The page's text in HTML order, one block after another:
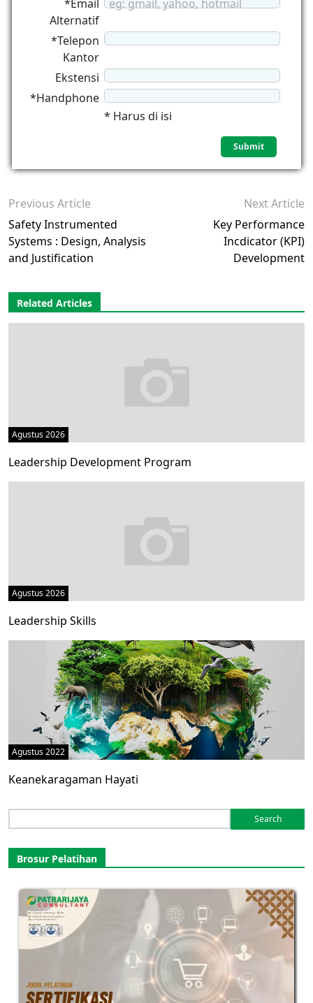
*Email
Alternatif
eg: gmail, yahoo, hotmail
*Telepon
Kantor
Ekstensi
*Handphone
* Harus di isi
Previous Article
Safety Instrumented
Systems : Design, Analysis
and Justification
Next Article
Key Performance
Incdicator (KPI)
Development
Related Articles
Agustus 2026
Leadership Development Program
Agustus 2026
Leadership Skills
Agustus 2022
Keanekaragaman Hayati
for:
Brosur Pelatihan